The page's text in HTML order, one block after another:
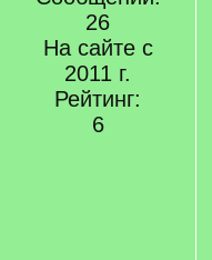
26
На сайте с
2011 г.
Рейтинг:
6